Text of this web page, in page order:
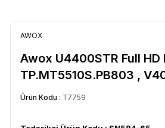
AWOX
Awox U4400STR Full HD
TP.MT5510S.PB803 ,
Ürün Kodu : T7759